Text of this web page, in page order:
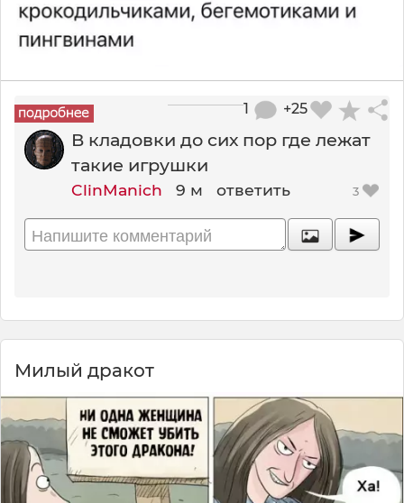
+25
1
В кладовки до сих пор где лежат
такие игрушки
ClinManich 9 м ответить 3
Милый дракот